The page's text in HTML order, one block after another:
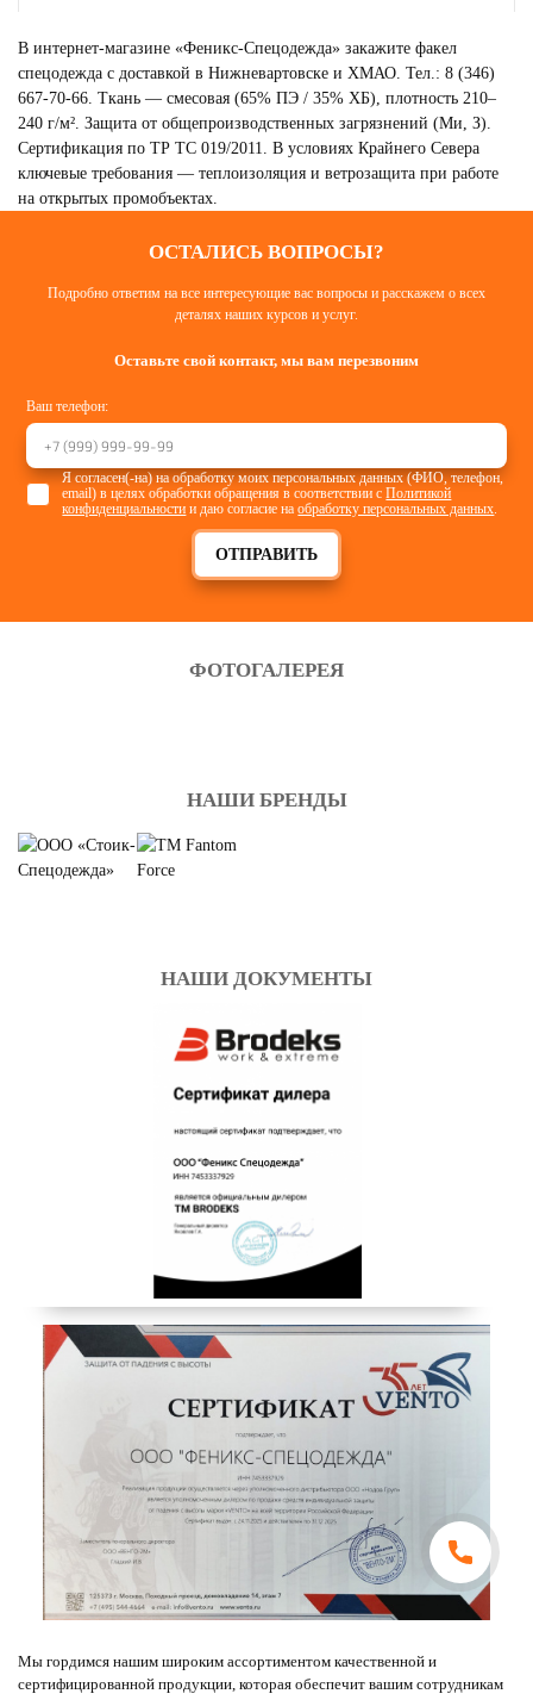
СПЕЦОДЕЖДА ЗИМНЯЯ
Смотреть
ДЕМИСЕЗОННАЯ
Смотреть
В интернет-магазине «Феникс-Спецодежда» закажите факел
спецодежда с доставкой в Нижневартовске и ХМАО. Тел.: 8 (346)
667-70-66. Ткань — смесовая (65% ПЭ / 35% ХБ), плотность 210–
240 г/м². Защита от общепроизводственных загрязнений (Ми, З).
Сертификация по ТР ТС 019/2011. В условиях Крайнего Севера
ключевые требования — теплоизоляция и ветрозащита при работе
на открытых промобъектах.
ОСТАЛИСЬ ВОПРОСЫ?
Подробно ответим на все интересующие вас вопросы и расскажем о всех
деталях наших курсов и услуг.
Оставьте свой контакт, мы вам перезвоним
Ваш телефон:
ОТПРАВИТЬ
Я согласен(-на) на обработку моих персональных данных (ФИО, телефон,
email) в целях обработки обращения в соответствии сПолитикой
конфиденциальности и даю согласие наобработку персональных данных.
ФОТОГАЛЕРЕЯ
НАШИ БРЕНДЫ
НАШИ ДОКУМЕНТЫ
Мы гордимся нашим широким ассортиментом качественной и
сертифицированной продукции, которая обеспечит вашим сотрудникам